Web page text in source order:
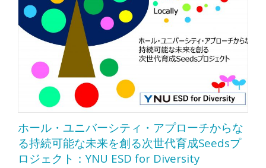
ホール・ユニバーシティ・アプローチからな
る持続可能な未来を創る次世代育成Seedsプ
ロジェクト：YNU ESD for Diversity